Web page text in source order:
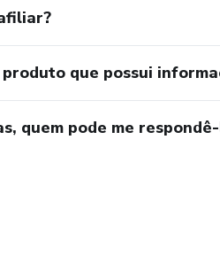
que possui
quem pode me